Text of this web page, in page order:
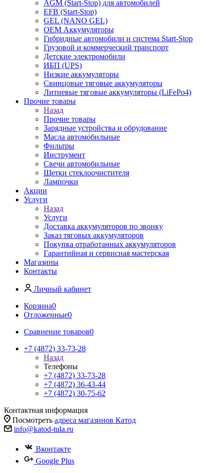
AGM (Start-Stop) для автомобилей
EFB (Start-Stop)
GEL (NANO GEL)
OEM Аккумуляторы
Гибридные автомобили и система Start-Stop
Грузовой и коммерческий транспорт
Детские электромобили
ИБП (UPS)
Низкие аккумуляторы
Свинцовые тяговые аккумуляторы
Литиевые тяговые аккумуляторы (LiFePo4)
Прочие товары
Назад
Прочие товары
Зарядные устройства и обрудование
Масла автомобильные
Фильтры
Инструмент
Свечи автомобильные
Щетки стеклоочистителя
Лампочки
Акции
Услуги
Назад
Услуги
Доставка аккумуляторов по звонку
Заказ тяговых аккумуляторов
Покупка отработанных аккумуляторов
Гарантийная и сервисная мастерская
Магазины
Контакты
Личный кабинет
Корзина0
Отложенные0
Сравнение товаров0
+7 (4872) 33-73-28
Назад
Телефоны
+7 (4872) 33-73-28
+7 (4872) 36-43-44
+7 (4872) 30-75-62
Контактная информация
Посмотреть адреса магазинов Катод
info@katod-tula.ru
Вконтакте
Google Plus